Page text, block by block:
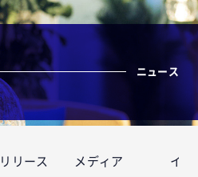
ニュース
リース メディア イベ